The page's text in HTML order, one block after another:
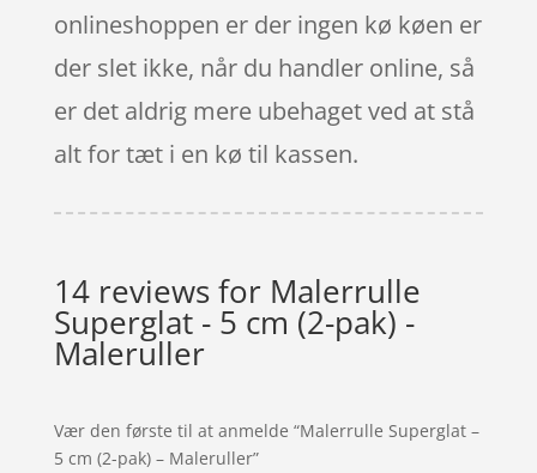
onlineshoppen er der ingen kø køen er
der slet ikke, når du handler online, så
er det aldrig mere ubehaget ved at stå
alt for tæt i en kø til kassen.
14 reviews for Malerrulle
Superglat - 5 cm (2-pak) -
Maleruller
Vær den første til at anmelde “Malerrulle Superglat –
5 cm (2-pak) – Maleruller”